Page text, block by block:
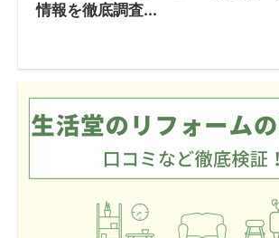
情報を徹底調査...